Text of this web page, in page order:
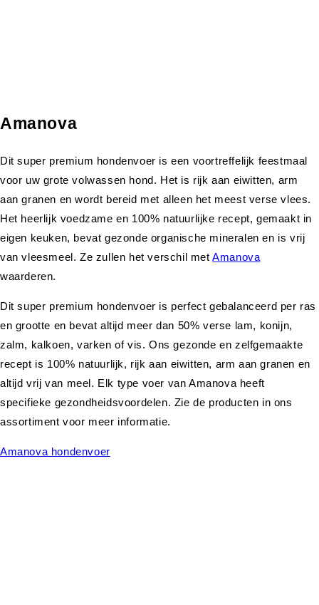
Amanova
Dit super premium hondenvoer is een voortreffelijk feestmaal
voor uw grote volwassen hond. Het is rijk aan eiwitten, arm
aan granen en wordt bereid met alleen het meest verse vlees.
Het heerlijk voedzame en 100% natuurlijke recept, gemaakt in
eigen keuken, bevat gezonde organische mineralen en is vrij
van vleesmeel. Ze zullen het verschil metAmanova
waarderen.
Dit super premium hondenvoer is perfect gebalanceerd per ras
en grootte en bevat altijd meer dan 50% verse lam, konijn,
zalm, kalkoen, varken of vis. Ons gezonde en zelfgemaakte
recept is 100% natuurlijk, rijk aan eiwitten, arm aan granen en
altijd vrij van meel. Elk type voer van Amanova heeft
specifieke gezondheidsvoordelen. Zie de producten in ons
assortiment voor meer informatie.
Amanova hondenvoer